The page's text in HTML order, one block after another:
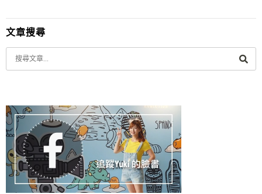
文章搜尋